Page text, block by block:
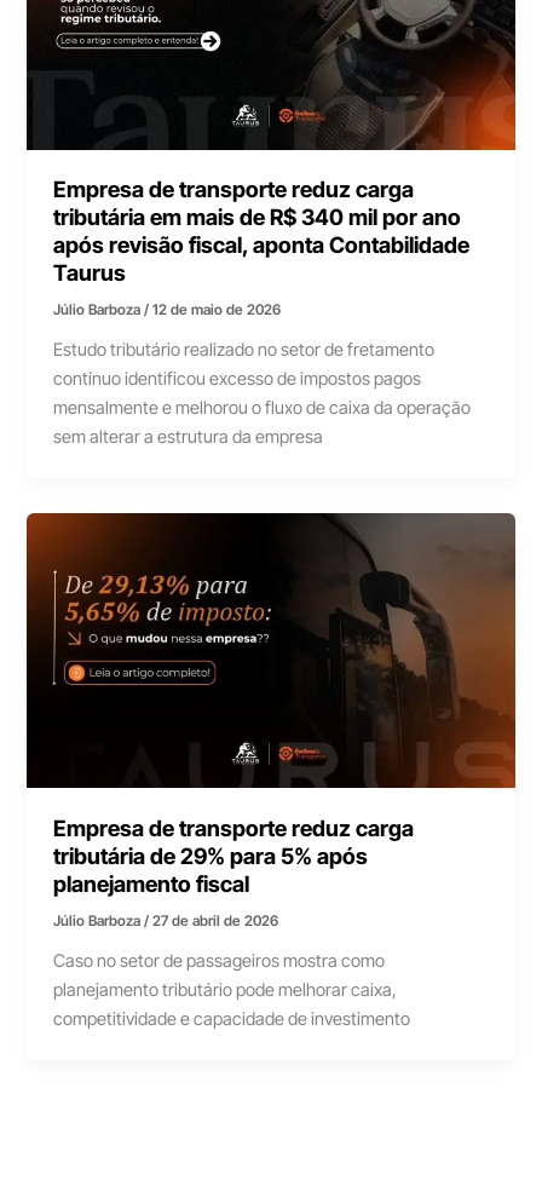
Empresa de transporte reduz carga
tributária em mais de R$ 340 mil por ano
após revisão fiscal, aponta Contabilidade
Taurus
Júlio Barboza/12 de maio de 2026
Estudo tributário realizado no setor de fretamento
contínuo identificou excesso de impostos pagos
mensalmente e melhorou o fluxo de caixa da operação
sem alterar a estrutura da empresa
Empresa de transporte reduz carga
tributária de 29% para 5% após
planejamento fiscal
Júlio Barboza/27 de abril de 2026
Caso no setor de passageiros mostra como
planejamento tributário pode melhorar caixa,
competitividade e capacidade de investimento